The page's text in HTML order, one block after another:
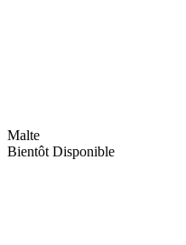
Malte
Bientôt Disponible